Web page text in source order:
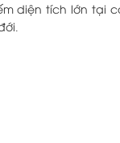
diện tích lớn tại